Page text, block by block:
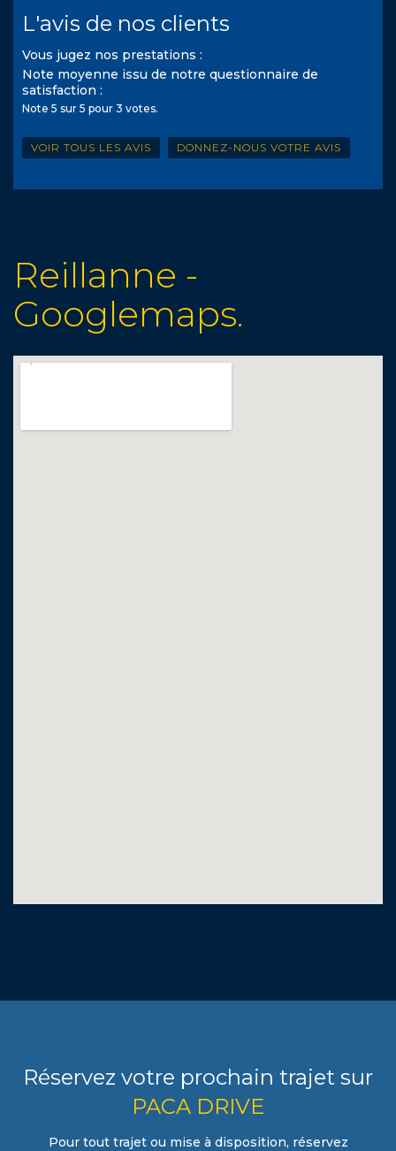
L'avis de nos clients
Vous jugez nos prestations :
Note moyenne issu de notre questionnaire de
satisfaction :
Note 5 sur 5 pour 3 votes.
VOIR TOUS LES AVIS DONNEZ-NOUS VOTRE AVIS
Reillanne -
Googlemaps.
Réservez votre prochain trajet sur
PACA DRIVE
Pour tout trajet ou mise à disposition, réservez